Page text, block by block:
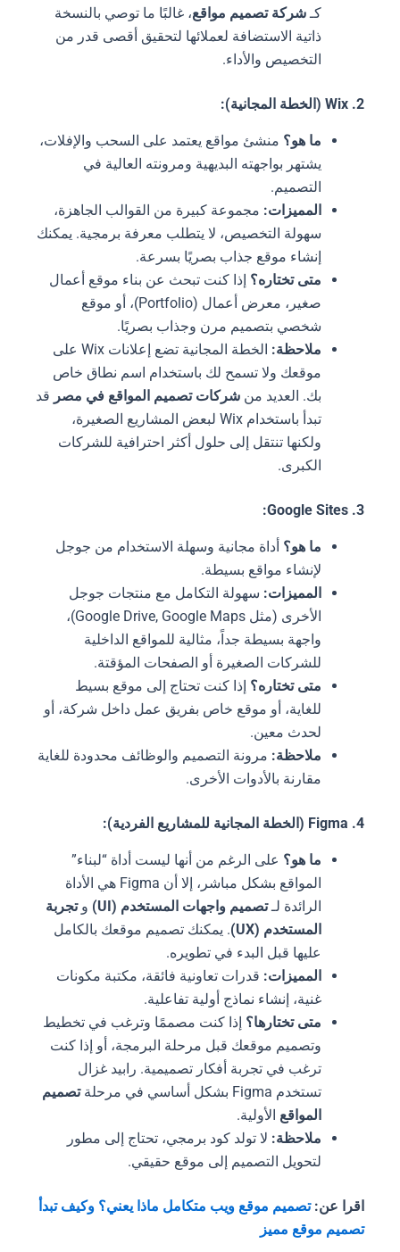
شركة تصميم مواقع، غالبًا ما توصي بالنسخة
ذاتية الاستضافة لعملائها لتحقيق أقصى قدر من
التخصيص والأداء.
ما هو؟منشئ مواقع يعتمد على السحب والإفلات،
يشتهر بواجهته البديهية ومرونته العالية في
التصميم.
المميزات:مجموعة كبيرة من القوالب الجاهزة،
سهولة التخصيص، لا يتطلب معرفة برمجية. يمكنك
إنشاء موقع جذاب بصريًا بسرعة.
متى تختاره؟ إذا كنت تبحث عن بناء موقع أعمال
صغير، معرض أعمال (Portfolio)، أو موقع
شخصي بتصميم مرن وجذاب بصريًا.
ملاحظة:
الخطة المجانية تضع إعلانات Wix على
موقعك ولا تسمح لك باستخدام اسم نطاق خاص
بك. العديد منشركات تصميم المواقع في مصرقد
تبدأ باستخدام Wix لبعض المشاريع الصغيرة،
ولكنها تنتقل إلى حلول أكثر احترافية للشركات
الكبرى.
ما هو؟أداة مجانية وسهلة الاستخدام من جوجل
لإنشاء مواقع بسيطة.
المميزات:سهولة التكامل مع منتجات جوجل
الأخرى (مثل Google Drive, Google Maps)،
واجهة بسيطة جداً، مثالية للمواقع الداخلية
للشركات الصغيرة أو الصفحات المؤقتة.
متى تختاره؟ إذا كنت تحتاج إلى موقع بسيط
للغاية، أو موقع خاص بفريق عمل داخل شركة، أو
لحدث معين.
ملاحظة:مرونة التصميم والوظائف محدودة للغاية
مقارنة بالأدوات الأخرى.
ما هو؟على الرغم من أنها ليست أداة “لبناء”
المواقع بشكل مباشر، إلا أن Figma هي الأداة
الرائدة لـ تصميم واجهات المستخدم (UI) وتجربة
المستخدم (UX)
. يمكنك تصميم موقعك بالكامل
عليها قبل البدء في تطويره.
المميزات:قدرات تعاونية فائقة، مكتبة مكونات
غنية، إنشاء نماذج أولية تفاعلية.
متى تختارها؟إذا كنت مصممًا وترغب في تخطيط
وتصميم موقعك قبل مرحلة البرمجة، أو إذا كنت
ترغب في تجربة أفكار تصميمية. رابيد غزال
تستخدم Figma بشكل أساسي في مرحلة
تصميم
المواقعالأولية.
ملاحظة:لا تولد كود برمجي، تحتاج إلى مطور
لتحويل التصميم إلى موقع حقيقي.
اقرا عن:تصميم موقع ويب متكامل ماذا يعني؟ وكيف تبدأ
تصميم موقع مميز